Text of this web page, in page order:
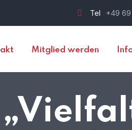
Tel +49
Mitglied werden